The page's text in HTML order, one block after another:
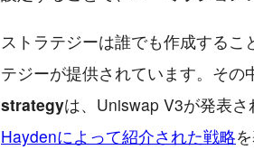
ストラテジーは誰でも作成する
テジーが提供されています。その
strategyは、Uniswap V3が発表さ
Haydenによって紹介された戦略